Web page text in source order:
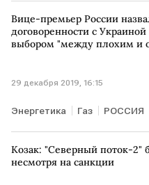
Вице-премьер России
договоренности с Украиной
выбором "между плохим и
29 декабря 2019, 16:15
Энергетика Газ РОССИЯ
Дмитрий Козак
Козак: "Северный поток-2"
несмотря на санкции